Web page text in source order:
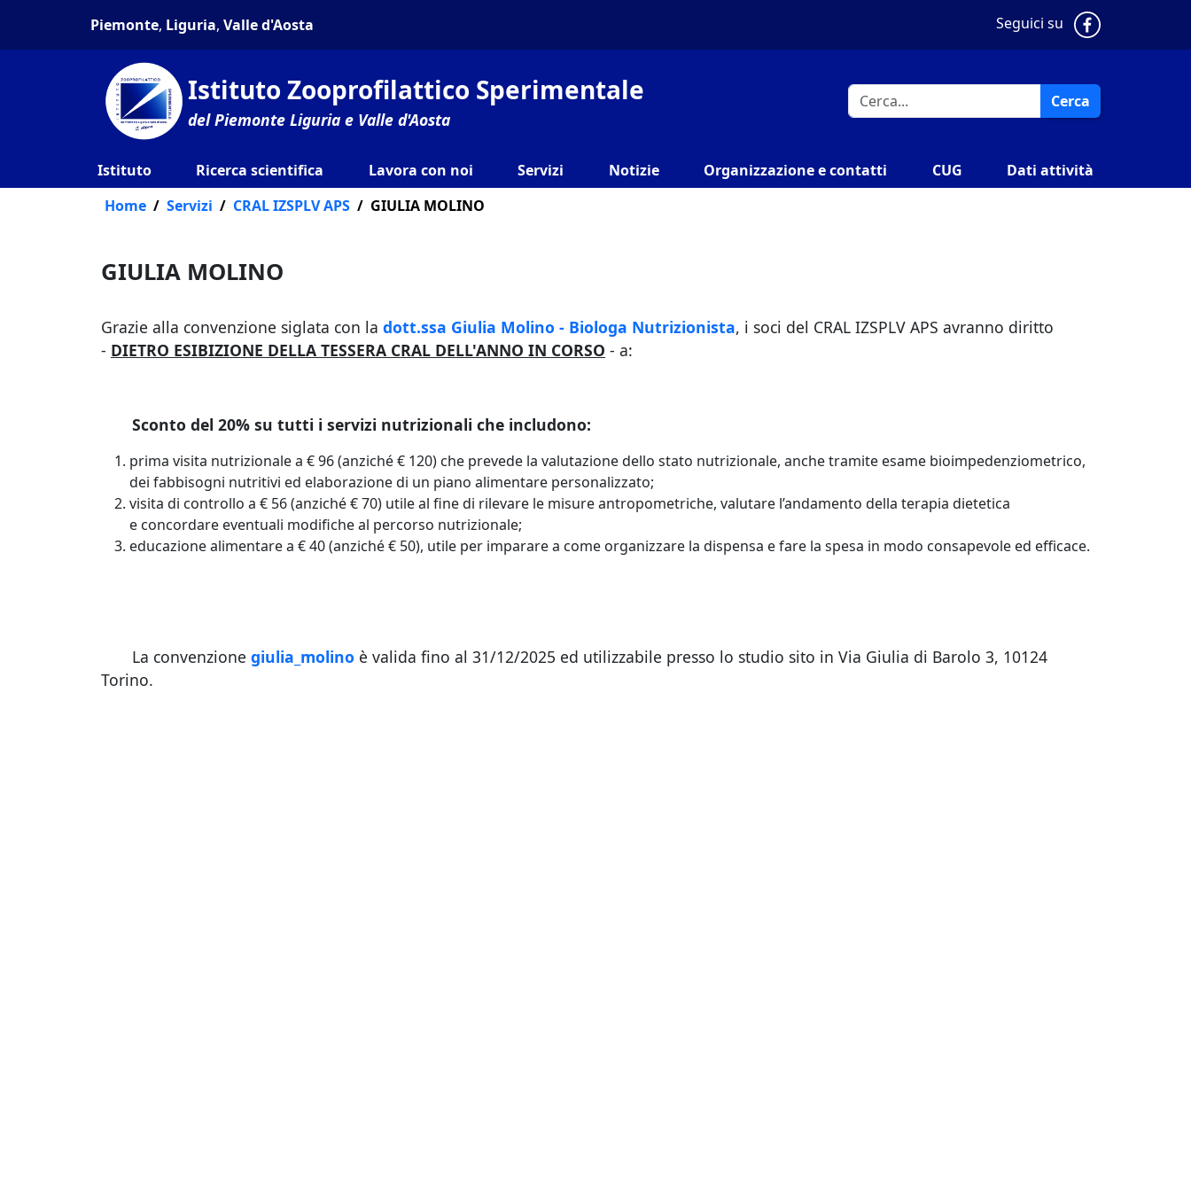
Piemonte, Liguria, Valle d'Aosta Seguici su Pagina
Istituto Zooprofilattico Sperimentale
del Piemonte Liguria e Valle d'Aosta
Cerca
Istituto Ricerca scientifica Lavora con noi Servizi Notizie Organizzazione e contatti CUG
Dati attività
Home
Servizi CRAL IZSPLV APS GIULIA MOLINO
GIULIA MOLINO
Grazie alla convenzione siglata con la dott.ssa Giulia Molino - Biologa Nutrizionista, i soci del CRAL IZSPLV APS avranno diritto
- DIETRO ESIBIZIONE DELLA TESSERA CRAL DELL'ANNO IN CORSO - a:
Sconto del 20% su tutti i servizi nutrizionali che includono:
prima visita nutrizionale a € 96 (anziché € 120) che prevede la valutazione dello stato nutrizionale, anche tramite esame bioimpedenziometrico,
dei fabbisogni nutritivi ed elaborazione di un piano alimentare personalizzato;
visita di controllo a € 56 (anziché € 70) utile al fine di rilevare le misure antropometriche, valutare l’andamento della terapia dietetica
e concordare eventuali modifiche al percorso nutrizionale;
educazione alimentare a € 40 (anziché € 50), utile per imparare a come organizzare la dispensa e fare la spesa in modo consapevole ed efficace.
La convenzione giulia_molino è valida fino al 31/12/2025 ed utilizzabile presso lo studio sito in Via Giulia di Barolo 3, 10124
Torino.